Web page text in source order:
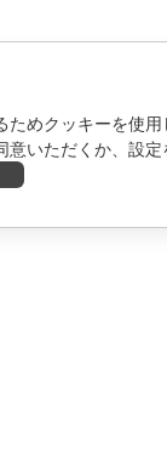
めクッキーを使
いただくか、設定